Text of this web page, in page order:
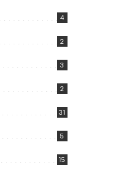
4
2
3
2
31
5
15